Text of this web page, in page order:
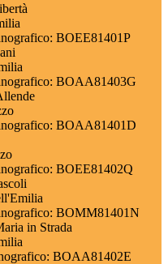
BOEE81401P
BOAA81403G
BOAA81401D
BOEE81402Q
BOMM81401N
in Strada
BOAA81402E